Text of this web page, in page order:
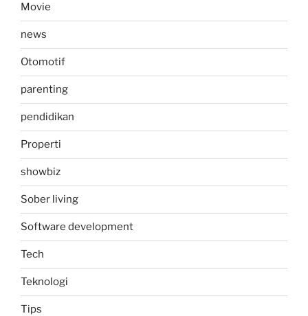
Movie
news
Otomotif
parenting
pendidikan
Properti
showbiz
Sober living
Software development
Tech
Teknologi
Tips